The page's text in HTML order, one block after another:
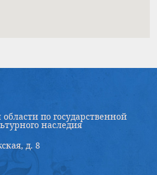
по государственной
наследия
д. 8